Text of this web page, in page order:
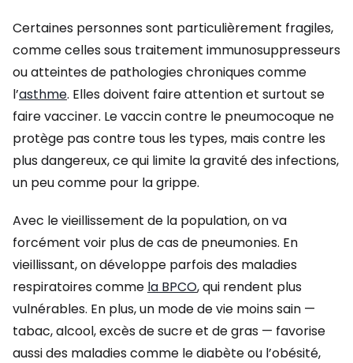
Certaines personnes sont particulièrement fragiles,
comme celles sous traitement immunosuppresseurs
ou atteintes de pathologies chroniques comme
l’asthme. Elles doivent faire attention et surtout se
faire vacciner. Le vaccin contre le pneumocoque ne
protège pas contre tous les types, mais contre les
plus dangereux, ce qui limite la gravité des infections,
un peu comme pour la grippe.
Avec le vieillissement de la population, on va
forcément voir plus de cas de pneumonies. En
vieillissant, on développe parfois des maladies
respiratoires comme la BPCO, qui rendent plus
vulnérables. En plus, un mode de vie moins sain —
tabac, alcool, excès de sucre et de gras — favorise
aussi des maladies comme le diabète ou l’obésité,